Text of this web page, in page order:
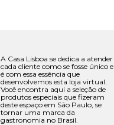
A Casa Lisboa se dedica a atender
cada cliente como se fosse único e
é com essa essência que
desenvolvemos esta loja virtual.
Você encontra aqui a seleção de
produtos especiais que fizeram
deste espaço em São Paulo, se
tornar uma marca da
gastronomia no Brasil.